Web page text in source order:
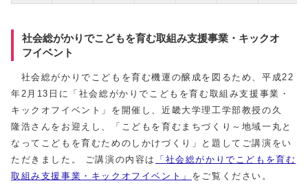
社会総がかりでこどもを育む取組み支援事業・キックオ
フイベント
社会総がかりでこどもを育む機運の醸成を図るため、平成22
年2月13日に「社会総がかりでこどもを育む取組み支援事業・
キックオフイベント」を開催し、近畿大学理工学部教授の久
隆浩さんをお迎えし、「こどもを育むまちづくり～地域一丸と
なってこどもを育むためのしかけづくり」と題してご講演をい
ただきました。 ご講演の内容は
「社会総がかりでこどもを育む
取組み支援事業・キックオフイベント」 をご覧ください。